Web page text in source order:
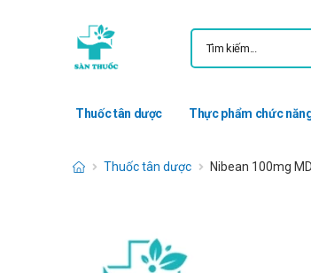
Thuốc tân dược Thực phẩm chức
Thuốc tân dược Nibean 100mg